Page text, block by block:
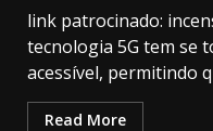
link patrocinado:
tecnologia 5G tem se
acessível, permitindo
Read More